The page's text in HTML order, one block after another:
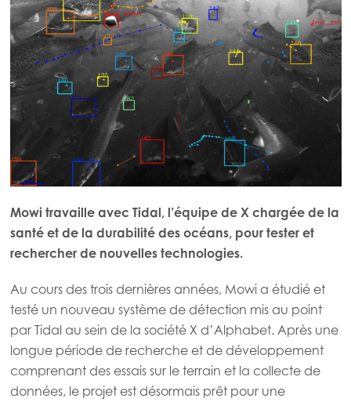
Mowi travaille avec Tidal, l’équipe de X chargée de la
santé et de la durabilité des océans, pour tester et
rechercher de nouvelles technologies.
Au cours des trois dernières années, Mowi a étudié et
testé un nouveau système de détection mis au point
par Tidal au sein de la société X d’Alphabet. Après une
longue période de recherche et de développement
comprenant des essais sur le terrain et la collecte de
données, le projet est désormais prêt pour une